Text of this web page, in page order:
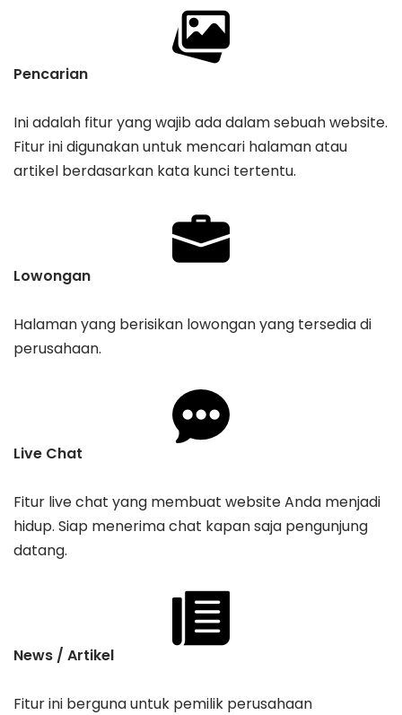
Pencarian
Ini adalah fitur yang wajib ada dalam sebuah website.
Fitur ini digunakan untuk mencari halaman atau
artikel berdasarkan kata kunci tertentu.
Lowongan
Halaman yang berisikan lowongan yang tersedia di
perusahaan.
Live Chat
Fitur live chat yang membuat website Anda menjadi
hidup. Siap menerima chat kapan saja pengunjung
datang.
News / Artikel
Fitur ini berguna untuk pemilik perusahaan